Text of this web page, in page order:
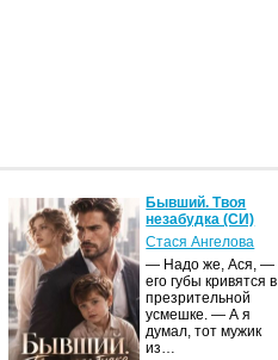
Бывший. Твоя
незабудка (СИ)
Стася Ангелова
— Надо же, Ася, —
его губы кривятся в
презрительной
усмешке. — А я
думал, тот мужик
из…